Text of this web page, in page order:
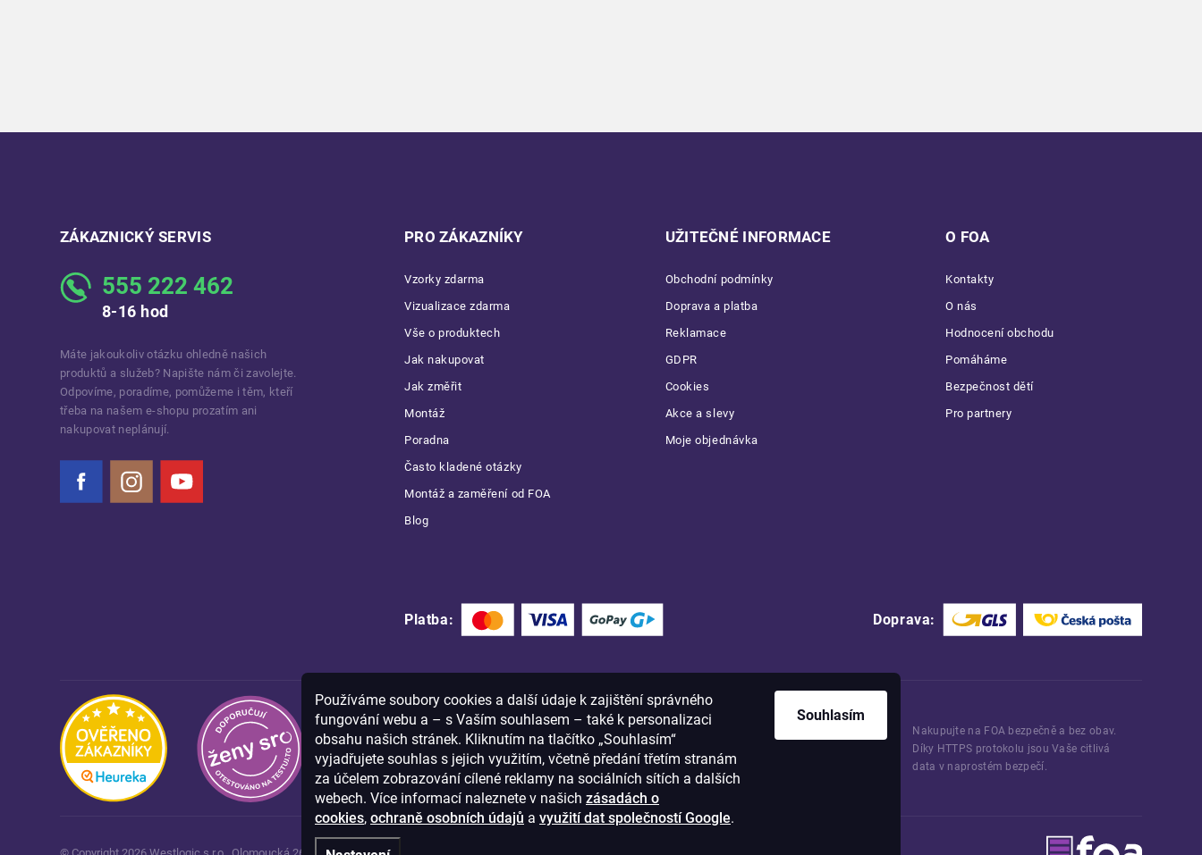
Používáme soubory cookies a další údaje k zajištění správného
fungování webu a – s Vaším souhlasem – také k personalizaci
obsahu našich stránek. Kliknutím na tlačítko „Souhlasím“
vyjadřujete souhlas s jejich využitím, včetně předání třetím stranám
za účelem zobrazování cílené reklamy na sociálních sítích a dalších
webech. Více informací naleznete v našich zásadách o
cookies, ochraně osobních údajů a využití dat společností Google.
Souhlasím
ZÁKAZNICKÝ SERVIS
555 222 462
8-16 hod
Máte jakoukoliv otázku ohledně našich
produktů a služeb? Napište nám či zavolejte.
Odpovíme, poradíme, pomůžeme i těm, kteří
třeba na našem e-shopu prozatím ani
nakupovat neplánují.
Instagram
PRO ZÁKAZNÍKY
Vzorky zdarma
Vizualizace zdarma
Vše o produktech
Jak nakupovat
Jak změřit
Montáž
Poradna
Často kladené otázky
Montáž a zaměření od FOA
Blog
UŽITEČNÉ INFORMACE
Obchodní podmínky
Doprava a platba
Reklamace
GDPR
Cookies
Akce a slevy
Moje objednávka
O FOA
Kontakty
O nás
Hodnocení obchodu
Pomáháme
Bezpečnost dětí
Pro partnery
Platba: Doprava:
Nakupujte na FOA bezpečně a bez obav.
Díky HTTPS protokolu jsou Vaše citlivá
data v naprostém bezpečí.
© Copyright 2026 Westlogic s.r.o., Olomoucká 267/29, Opava, 746 01